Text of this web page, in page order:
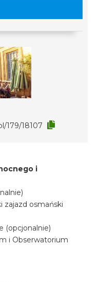
179/18107
i
zajazd osmański
(opcjonalnie)
i Obserwatorium